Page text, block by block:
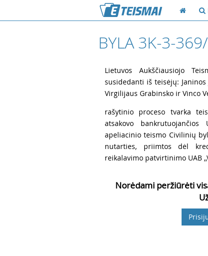
BYLA 3K-3-
Lietuvos Aukščiausiojo
susidedanti iš teisėjų:
Virgilijaus Grabinsko ir Vinco
rašytinio proceso tvarka
atsakovo
apeliacinio teismo Civilinių
nutarties, priimtos dėl
reikalavimo patvirtinimo UAB
Norėdami peržiūrėti